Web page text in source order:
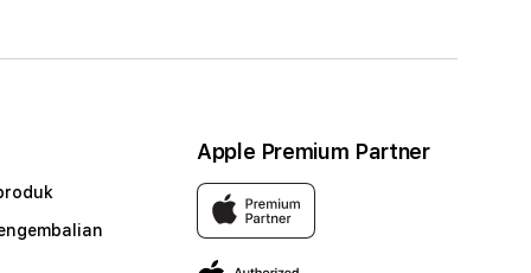
Apple Premium Partner